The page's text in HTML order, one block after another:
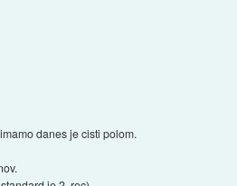
danes je cisti polom.